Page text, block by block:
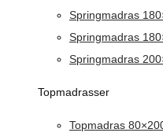
Springmadras
Springmadras
Springmadras
Topmadrasser
Topmadras